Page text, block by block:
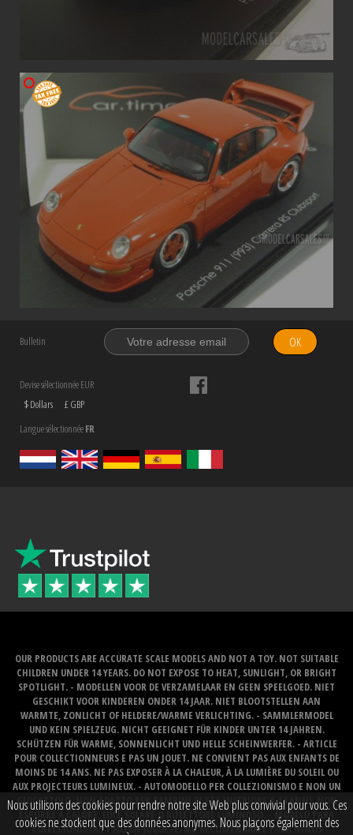
Bulletin OK
Devise sélectionnée EUR
$ Dollars
£ GBP
Langue sélectionnéeFR
OUR PRODUCTS ARE ACCURATE SCALE MODELS AND NOT A TOY. NOT SUITABLE
CHILDREN UNDER 14 YEARS. DO NOT EXPOSE TO HEAT, SUNLIGHT, OR BRIGHT
SPOTLIGHT. - MODELLEN VOOR DE VERZAMELAAR EN GEEN SPEELGOED. NIET
GESCHIKT VOOR KINDEREN ONDER 14 JAAR. NIET BLOOTSTELLEN AAN
WARMTE, ZONLICHT OF HELDERE/WARME VERLICHTING. - SAMMLERMODEL
UND KEIN SPIELZEUG. NICHT GEEIGNET FÜR KINDER UNTER 14 JAHREN.
SCHÜTZEN FÜR WARME, SONNENLICHT UND HELLE SCHEINWERFER. - ARTICLE
POUR COLLECTIONNEURS E PAS UN JOUET. NE CONVIENT PAS AUX ENFANTS DE
MOINS DE 14 ANS. NE PAS EXPOSER À LA CHALEUR, À LA LUMIÈRE DU SOLEIL OU
AUX PROJECTEURS LUMINEUX. - AUTOMODELLO PER COLLEZIONISMO E NON UN
GIOCATTOLO. NON ADATTO PER BAMBINI DI ETA INFERIORE A 14 ANNI. NON
ESPORRE A CALORE, LUCE SOLARE O RIFLETTORE LUMINOSO. - MODELO PARA
COLECCIONISTAS Y NO UN JUGUETE. NO RECOMENDABLE PARA NINOS
Nous utilisons des cookies pour rendre notre site Web plus convivial pour vous. Ces
cookies ne stockent que des données anonymes. Nous plaçons également des